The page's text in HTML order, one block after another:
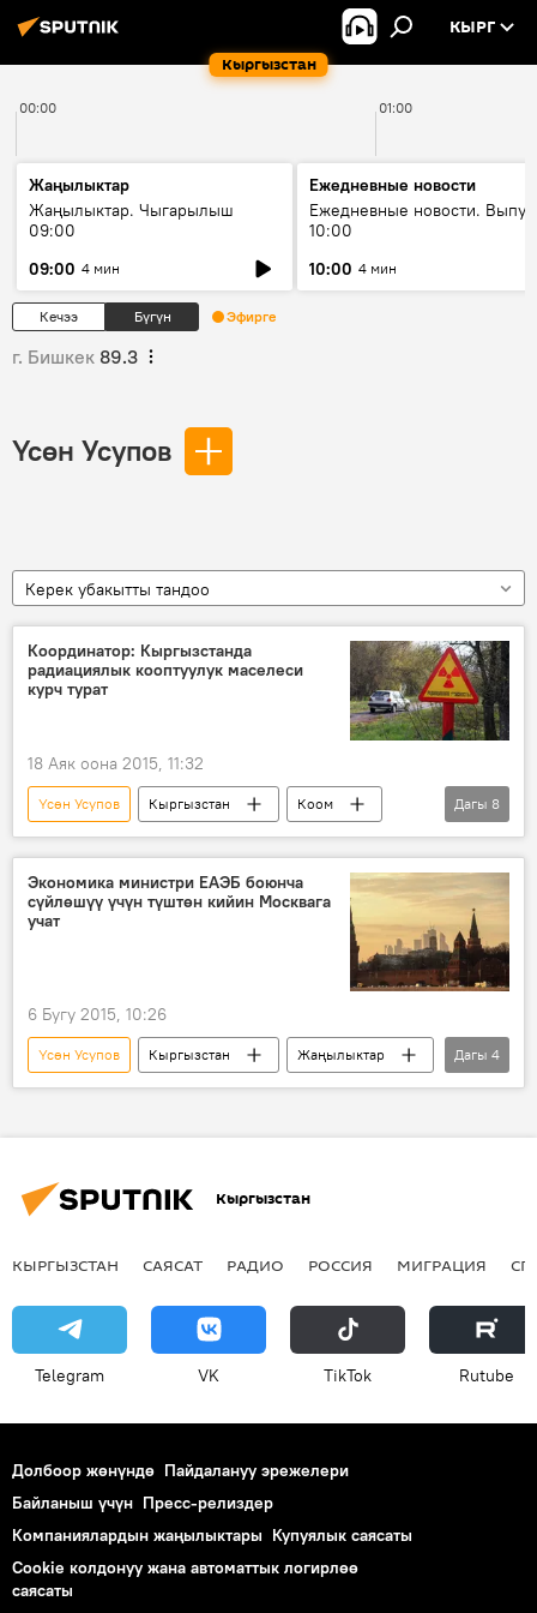
Кыргызстан
КЫРГ
00:00 01:00
Жаңылыктар
Жаңылыктар. Чыгарылыш
09:00
09:00 4 мин
Ежедневные новости
Ежедневные новости.
10:00
10:00 4 мин
Кечээ Бүгүн Эфирге
г. Бишкек 89.3
Үсөн Усупов
Керек убакытты тандоо
Координатор: Кыргызстанда
радиациялык кооптуулук маселеси
курч турат
18 Аяк оона 2015, 11:32
Үсөн Усупов Кыргызстан
Коом
Жаңылыктар
МАГАТЭ
атом
радиоактивдүү калдык
өзөк
курал
конференция
Дагы 8
Экономика министри ЕАЭБ боюнча
сүйлөшүү үчүн түштөн кийин Москвага
учат
6 Бугу 2015, 10:26
Үсөн Усупов Кыргызстан
Жаңылыктар
Экономика
Олег Панкратов
Дагы 4
Кыргызстан
КЫРГЫЗСТАН САЯСАТ РАДИО РОССИЯ МИГРАЦИЯ
Telegram VK ТikТоk Rutube
Долбоор жөнүндө Пайдалануу эрежелери
Байланыш үчүн Пресс-релиздер
Компаниялардын жаңылыктары Купуялык саясаты
Cookie колдонуу жана автоматтык логирлөө
саясаты